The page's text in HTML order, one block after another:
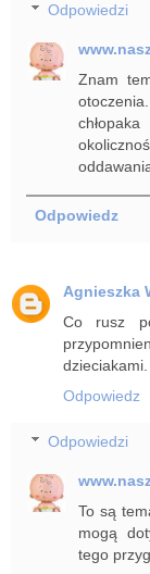
Odpowiedzi
Znam
Odpowiedz
Agnieszka
Co rusz
dzieciakami.
Odpowiedz
Odpowiedzi
To są
mogą
tego